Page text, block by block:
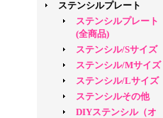
ステンシルプレート
ステンシルプレート
(全商品)
ステンシル/Sサイズ
ステンシル/Mサイズ
ステンシル/Lサイズ
ステンシルその他
DIYステンシル（オ